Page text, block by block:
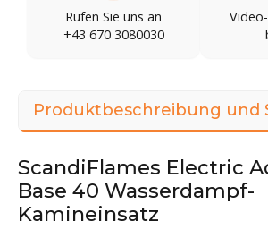
Rufen Sie uns an
+43 670 3080030
Produktbeschreibung und
ScandiFlames Electric
Base 40 Wasserdampf-
Kamineinsatz